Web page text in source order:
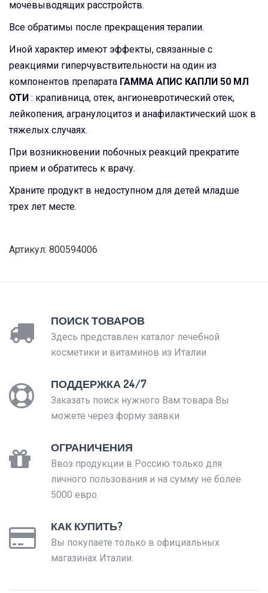
мочевыводящих расстройств.
Все обратимы после прекращения терапии.
Иной характер имеют эффекты, связанные с
реакциями гиперчувствительности на один из
компонентов препарата ГАММА АПИС КАПЛИ 50 МЛ
ОТИ : крапивница, отек, ангионевротический отек,
лейкопения, агранулоцитоз и анафилактический шок в
тяжелых случаях.
При возникновении побочных реакций прекратите
прием и обратитесь к врачу.
Храните продукт в недоступном для детей младше
трех лет месте.
Артикул: 800594006
ПОИСК ТОВАРОВ
Здесь представлен каталог лечебной
косметики и витаминов из Италии
ПОДДЕРЖКА 24/7
Заказать поиск нужного Вам товара Вы
можете через форму заявки
ОГРАНИЧЕНИЯ
Ввоз продукции в Россию только для
личного пользования и на сумму не более
5000 евро.
КАК КУПИТЬ?
Вы покупаете только в официальных
магазинах Италии.